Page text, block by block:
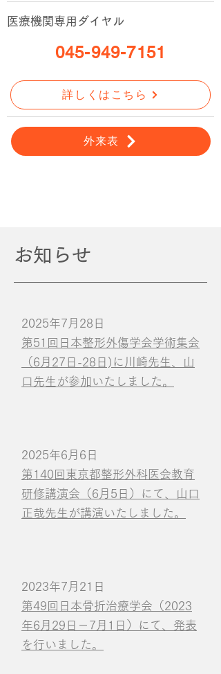
医療機関専用ダイヤル
045-949-7151
詳しくはこちら
外来表
​お知らせ
2025年7月28日
第51回日本整形外傷学会学術集会
（6月27日-28日)に川崎先生、山
口先生が参加いたしました。
2025年6月6日
第140回東京都整形外科医会教育
研修講演会（6月5日）にて、山口
正哉先生が講演いたしました。
2023年7月21日
第49回日本骨折治療学会（2023
年6月29日－7月1日）にて、発表
を行いました。